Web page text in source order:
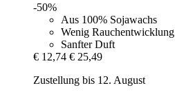
-50%
Aus 100% Sojawachs
Wenig Rauchentwicklung
Sanfter Duft
€ 12,74 € 25,49
Zustellung bis 12. August